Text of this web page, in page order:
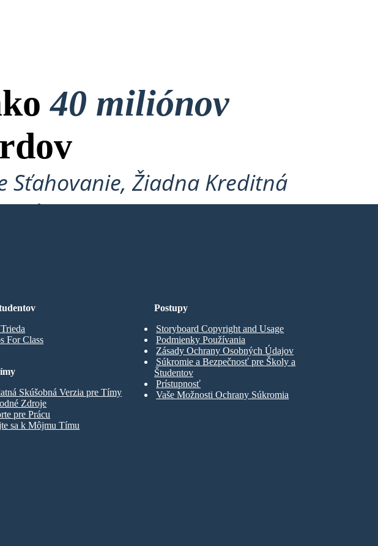
40 miliónov
Sťahovanie, Žiadna Kreditná
For Class
Skúšobná Verzia pre Tímy
Zdroje
pre Prácu
sa k Môjmu Tímu
Postupy
Storyboard Copyright and Usage
Podmienky Používania
Zásady Ochrany Osobných Údajov
Súkromie a Bezpečnosť pre Školy a
Študentov
Prístupnosť
Vaše Možnosti Ochrany Súkromia